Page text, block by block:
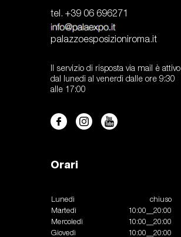
tel. +39 06 696271
palazzoesposizioniroma.it
Il servizio di risposta via mail è attivo
dal lunedi al venerdì dalle ore 9:30
alle 17:00
Orari
Lunedì
chiuso
Martedì
10:00__20:00
Mercoledì
10:00__20:00
Giovedì
10:00__20:00